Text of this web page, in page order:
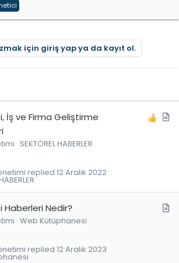
için giriş yap ya da kayıt ol.
İş ve Firma Geliştirme
SEKTÖREL HABERLER
12 Aralık 2022
Haberleri Nedir?
Web Kütüphanesi
12 Aralık 2023